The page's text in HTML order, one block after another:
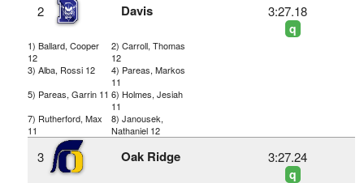
2 Davis 3:27.18
q
1) Ballard, Cooper
12
2) Carroll, Thomas
12
3) Alba, Rossi 12
4) Pareas, Markos
11
5) Pareas, Garrin 11 6) Holmes, Jesiah
11
7) Rutherford, Max
11
8) Janousek,
Nathaniel 12
3 Oak Ridge 3:27.24
q